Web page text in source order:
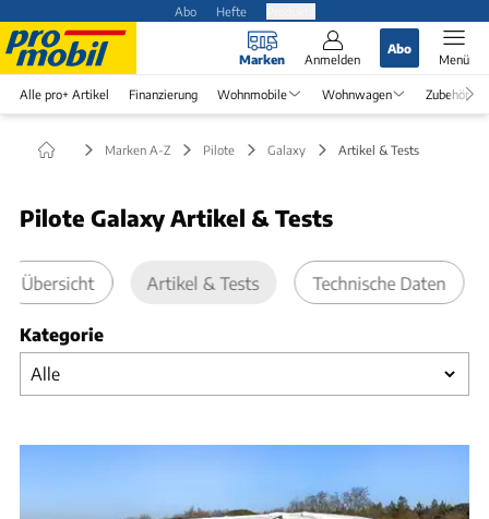
Abo Hefte
Marken Anmelden
Abo
Menü
Alle pro+ Artikel Finanzierung Wohnmobile Wohnwagen Zubehör
Marken A-Z Pilote Galaxy Artikel & Tests
Pilote Galaxy Artikel & Tests
Übersicht Artikel & Tests Technische Daten
Kategorie